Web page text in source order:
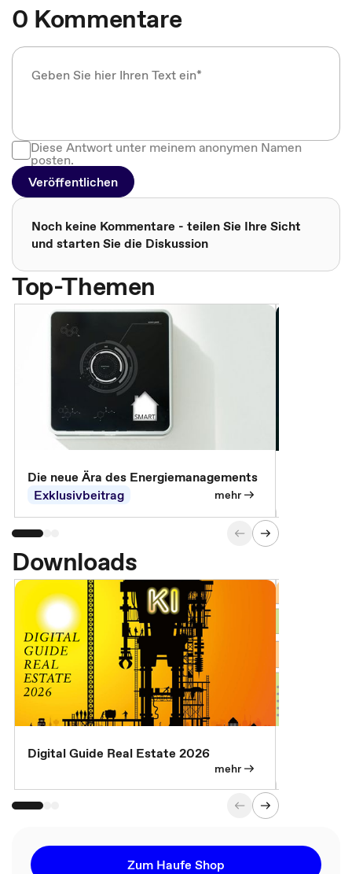
0 Kommentare
Diese Antwort unter meinem anonymen Namen
posten.
Veröffentlichen
Noch keine Kommentare - teilen Sie Ihre Sicht
und starten Sie die Diskussion
Top-Themen
Die neue Ära des Energiemanagements
Exklusivbeitrag
mehr
Downloads
Digital Guide Real Estate 2026
mehr
Zum Haufe Shop